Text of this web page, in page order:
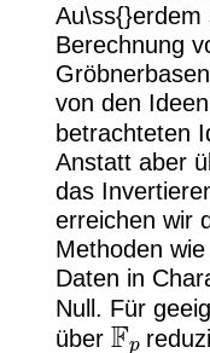
Au\ss{}erdem
Berechnung
von den
betrachteten
Anstatt aber
das
erreichen wir
Methoden
Daten in
Null. Für
über
Fp